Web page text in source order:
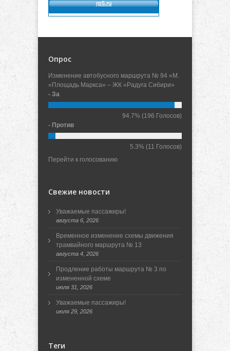
Опрос
Изменение автобусного маршрута № 94 «М.
«Площадь Маркса» – ЖК «Радуга Сибири»
- За
94.7% (196 Голосов)
- Против
5.3% (11 Голосов)
Перейти к голосованию
Свежие новости
Уважаемые пассажиры!
августа 6, 2026
Временное изменение схемы движения
трамвайного маршрута № 13
августа 4, 2026
Продление работы маршрута № 3 по
измененной схеме
июля 31, 2026
Уважаемые пассажиры!
июля 29, 2026
Теги